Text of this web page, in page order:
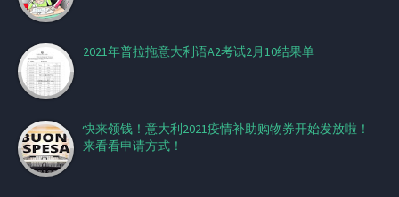
2021年普拉拖意大利语A2考试2月10结果单
快来领钱！意大利2021疫情补助购物券开始发放啦！
来看看申请方式！